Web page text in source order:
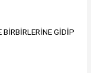
GİDİP